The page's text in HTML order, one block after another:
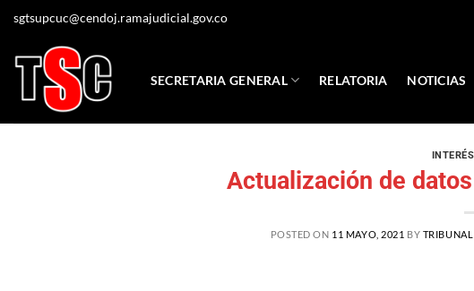
sgtsupcuc@cendoj.ramajudicial.gov.co
SECRETARIA GENERAL RELATORIA NOTICIAS
Actualización de
POSTED ON 11 MAYO, 2021 BY